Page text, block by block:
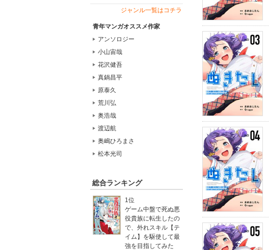
ジャンル一覧はコチラ
青年マンガオススメ作家
アンソロジー
小山宙哉
花沢健吾
真鍋昌平
原泰久
荒川弘
奥浩哉
渡辺航
奥嶋ひろまさ
松本光司
総合ランキング
1位
ゲーム中盤で死ぬ悪
役貴族に転生したの
で、外れスキル【テ
イム】を駆使して最
強を目指してみた